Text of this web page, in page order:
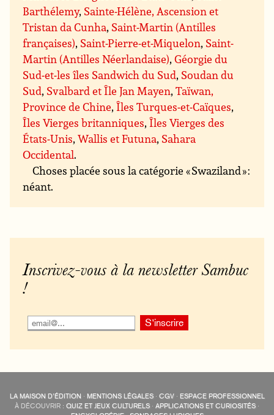
Barthélemy, Sainte-Hélène, Ascension et
Tristan da Cunha, Saint-Martin (Antilles
françaises), Saint-Pierre-et-Miquelon, Saint-
Martin (Antilles Néerlandaise),Géorgie du
Sud-et-les îles Sandwich du Sud, Soudan du
Sud, Svalbard et Île Jan Mayen,Taïwan,
Province de Chine,Îles Turques-et-Caïques,
Îles Vierges britanniques,Îles Vierges des
États-Unis,Wallis et Futuna, Sahara
Occidental.
Choses placée sous la catégorie « Swaziland » :
néant.
Inscrivez-vous à la newsletter Sambuc
!
LA MAISON D’ÉDITION · MENTIONS LÉGALES· CGV· ESPACE PROFESSIONNEL
À DÉCOUVRIR : QUIZ ET JEUX CULTURELS · APPLICATIONS ET CURIOSITÉS ·